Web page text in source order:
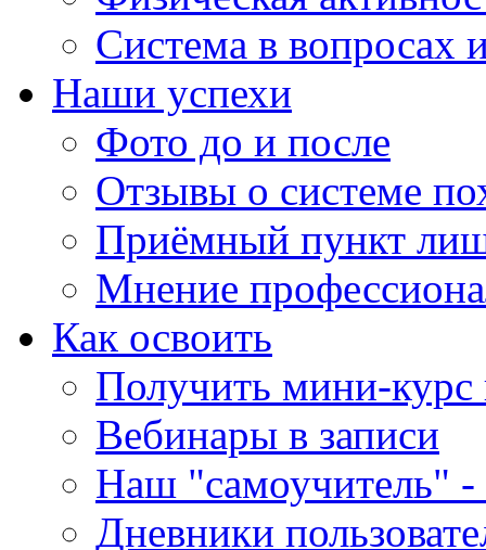
Система в вопросах
Наши успехи
Фото до и после
Отзывы о системе
Приёмный пункт
Мнение
Как освоить
Получить мини-
Вебинары в записи
Наш "самоучитель" -
Дневники